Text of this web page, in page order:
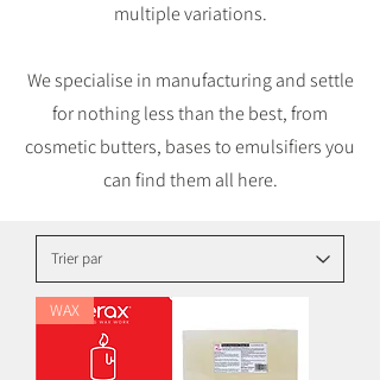
multiple variations.
We specialise in manufacturing and settle
for nothing less than the best, from
cosmetic butters, bases to emulsifiers you
can find them all here.
WAX